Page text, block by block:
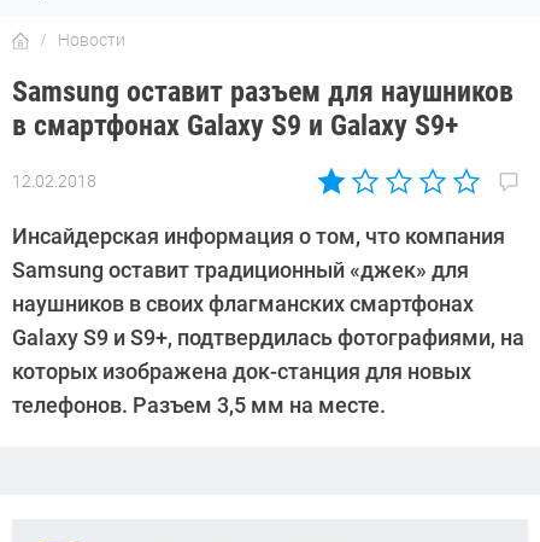
Новости
Samsung оставит разъем для наушников
в смартфонах Galaxy S9 и Galaxy S9+
12.02.2018
Автор:
Suslov
Инсайдерская информация о том, что компания
Samsung оставит традиционный «джек» для
наушников в своих флагманских смартфонах
Galaxy S9 и S9+, подтвердилась фотографиями, на
которых изображена док-станция для новых
телефонов. Разъем 3,5 мм на месте.